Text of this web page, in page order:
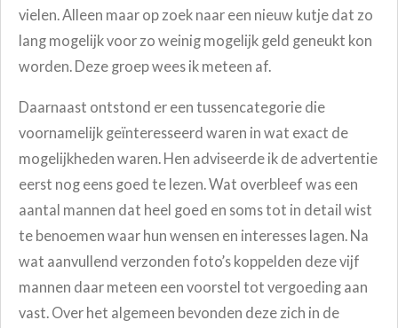
vielen. Alleen maar op zoek naar een nieuw kutje dat zo
lang mogelijk voor zo weinig mogelijk geld geneukt kon
worden. Deze groep wees ik meteen af.
Daarnaast ontstond er een tussencategorie die
voornamelijk geïnteresseerd waren in wat exact de
mogelijkheden waren. Hen adviseerde ik de advertentie
eerst nog eens goed te lezen. Wat overbleef was een
aantal mannen dat heel goed en soms tot in detail wist
te benoemen waar hun wensen en interesses lagen. Na
wat aanvullend verzonden foto’s koppelden deze vijf
mannen daar meteen een voorstel tot vergoeding aan
vast. Over het algemeen bevonden deze zich in de